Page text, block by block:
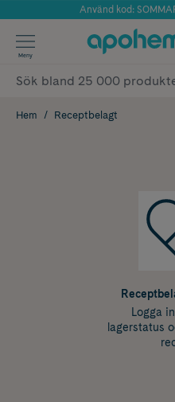
Årets Butik
Använd kod:
✓
✓ Poäng
Meny
Hem Receptbelagt
Logga
lagerstatus